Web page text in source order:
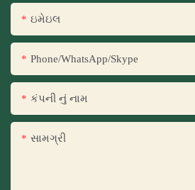
ઇમેઇલ
Phone/WhatsApp/Skype
કંપની નું નામ
સામગ્રી